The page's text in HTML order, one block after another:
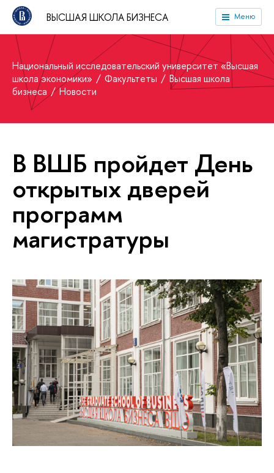
ВЫСШАЯ ШКОЛА БИЗНЕСА Меню
Национальный исследовательский университет «Высшая
школа экономики»
Факультеты
Высшая школа
бизнеса
Новости
В ВШБ пройдет День
открытых дверей
программ
магистратуры